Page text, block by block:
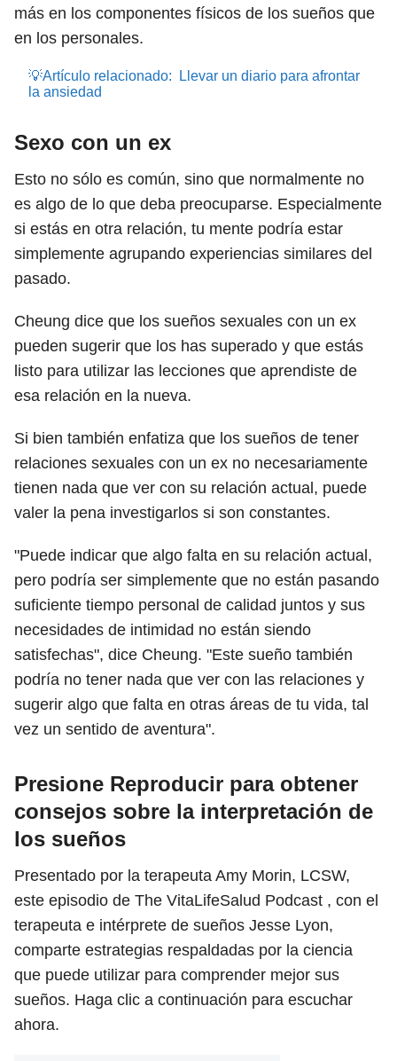
más en los componentes físicos de los sueños que
en los personales.
💡Artículo relacionado:
Llevar un diario para afrontar
la ansiedad
Sexo con un ex
Esto no sólo es común, sino que normalmente no
es algo de lo que deba preocuparse. Especialmente
si estás en otra relación, tu mente podría estar
simplemente agrupando experiencias similares del
pasado.
Cheung dice que los sueños sexuales con un ex
pueden sugerir que los has superado y que estás
listo para utilizar las lecciones que aprendiste de
esa relación en la nueva.
Si bien también enfatiza que los sueños de tener
relaciones sexuales con un ex no necesariamente
tienen nada que ver con su relación actual, puede
valer la pena investigarlos si son constantes.
"Puede indicar que algo falta en su relación actual,
pero podría ser simplemente que no están pasando
suficiente tiempo personal de calidad juntos y sus
necesidades de intimidad no están siendo
satisfechas", dice Cheung. "Este sueño también
podría no tener nada que ver con las relaciones y
sugerir algo que falta en otras áreas de tu vida, tal
vez un sentido de aventura".
Presione Reproducir para obtener
consejos sobre la interpretación de
los sueños
Presentado por la terapeuta Amy Morin, LCSW,
este episodio de The VitaLifeSalud Podcast , con el
terapeuta e intérprete de sueños Jesse Lyon,
comparte estrategias respaldadas por la ciencia
que puede utilizar para comprender mejor sus
sueños. Haga clic a continuación para escuchar
ahora.